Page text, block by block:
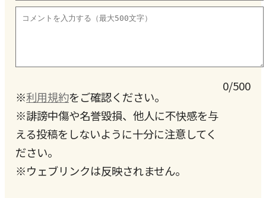
※利用規約をご確認ください。
※誹謗中傷や名誉毀損、他人に不快感を与
える投稿をしないように十分に注意してく
ださい。
※ウェブリンクは反映されません。
0/500